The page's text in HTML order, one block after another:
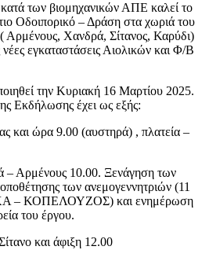
των βιομηχανικών ΑΠΕ καλεί το
Οδοιπορικό – Δράση στα χωριά του
( Αρμένους, Χανδρά, Σίτανος, Καρύδι)
νέες εγκαταστάσεις Αιολικών και Φ/Β
την Κυριακή 16 Μαρτίου 2025.
Εκδήλωσης έχει ως εξής:
και ώρα 9.00 (αυστηρά) , πλατεία –
– Αρμένους 10.00. Ξενάγηση των
των ανεμογεννητριών (11
– ΚΟΠΕΛΟΥΖΟΣ) και ενημέρωση
του έργου.
και άφιξη 12.00